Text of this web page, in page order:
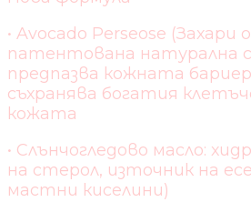
• Avocado Perseose (Захари
патентована натурална
предпазва кожната
съхранява богатия
кожата
• Слънчогледово масло:
на стерол, източник на
мастни киселини)